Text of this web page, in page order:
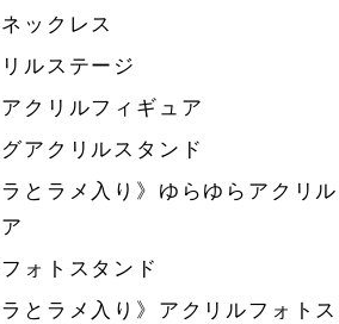
ックレス
ルステージ
クリルフィギュア
アクリルスタンド
ラとラメ入り》ゆらゆらアクリル
ォトスタンド
ラとラメ入り》アクリルフォトス